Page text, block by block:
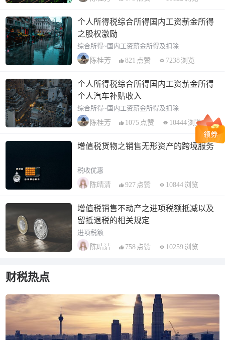
个人所得税综合所得国内工资薪金所得
之股权激励
综合所得~国内工资薪金所得及扣除
陈桂芳
821 点赞 7238 浏览
个人所得税综合所得国内工资薪金所得
个人汽车补贴收入
综合所得~国内工资薪金所得及扣除
陈桂芳
1075 点赞 10444 浏览
增值税货物之销售无形资产的跨境服务
税收优惠
陈晴清
927 点赞 10844 浏览
增值税销售不动产之进项税额抵减以及
留抵退税的相关规定
进项税额
陈晴清
758 点赞 10259 浏览
财税热点